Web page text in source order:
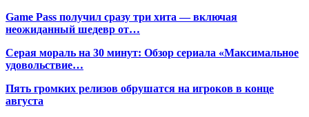
Game Pass получил сразу три хита — включая
неожиданный шедевр от…
Серая мораль на 30 минут: Обзор сериала «Максимальное
удовольствие…
Пять громких релизов обрушатся на игроков в конце
августа